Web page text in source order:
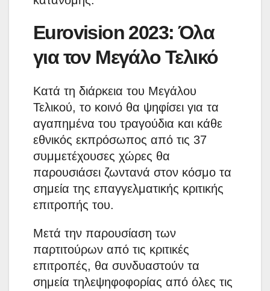
Eurovision 2023: Όλα
για τον Μεγάλο Τελικό
Κατά τη διάρκεια του Μεγάλου
Τελικού, το κοινό θα ψηφίσει για τα
αγαπημένα του τραγούδια και κάθε
εθνικός εκπρόσωπος από τις 37
συμμετέχουσες χώρες θα
παρουσιάσει ζωντανά στον κόσμο τα
σημεία της επαγγελματικής κριτικής
επιτροπής του.
Μετά την παρουσίαση των
παρτιτούρων από τις κριτικές
επιτροπές, θα συνδυαστούν τα
σημεία τηλεψηφοφορίας από όλες τις